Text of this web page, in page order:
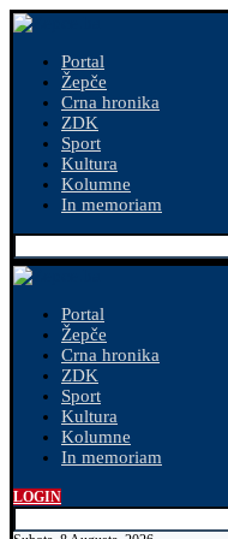
Portal
Žepče
Crna hronika
ZDK
Sport
Kultura
Kolumne
In memoriam
Portal
Žepče
Crna hronika
ZDK
Sport
Kultura
Kolumne
In memoriam
LOGIN